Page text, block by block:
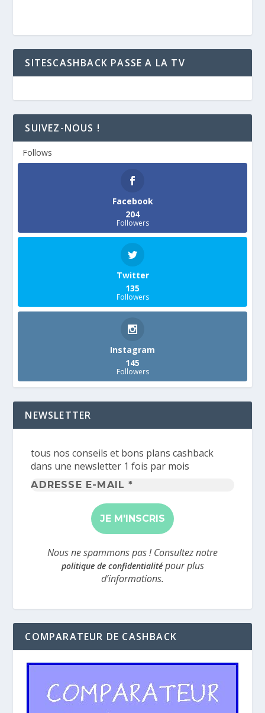
SITESCASHBACK PASSE A LA TV
SUIVEZ-NOUS !
Follows
Facebook
204
Followers
Twitter
135
Followers
Instagram
145
Followers
NEWSLETTER
tous nos conseils et bons plans cashback
dans une newsletter 1 fois par mois
Adresse
mail
*
Nous ne spammons pas ! Consultez notre
politique de confidentialitépour plus
d’informations.
COMPARATEUR DE CASHBACK